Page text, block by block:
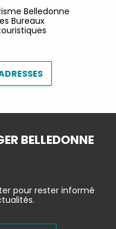
Belledonne
Bureaux
BELLEDONNE
pour rester informé